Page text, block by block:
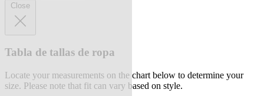
Close
Tabla de tallas de ropa
Locate your measurements on the chart below to determine your
size. Please note that fit can vary based on style.